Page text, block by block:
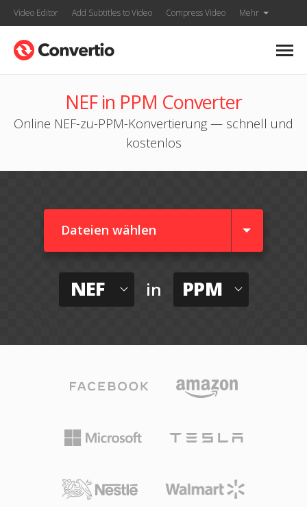
Video Editor Add Subtitles to Video Compress Video Mehr
NEF in PPM Converter
Online NEF-zu-PPM-Konvertierung — schnell und
kostenlos
Dateien wählen
NEF in PPM